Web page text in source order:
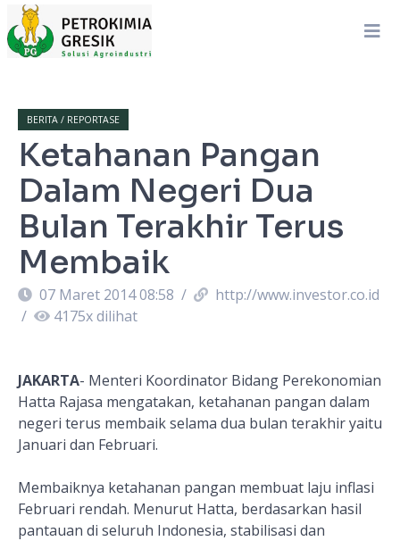
BERITA / REPORTASE
Ketahanan Pangan
Dalam Negeri Dua
Bulan Terakhir Terus
Membaik
07 Maret 2014 08:58 /
http://www.investor.co.id
/
4175x dilihat
JAKARTA- Menteri Koordinator Bidang Perekonomian
Hatta Rajasa mengatakan, ketahanan pangan dalam
negeri terus membaik selama dua bulan terakhir yaitu
Januari dan Februari.
Membaiknya ketahanan pangan membuat laju inflasi
Februari rendah. Menurut Hatta, berdasarkan hasil
pantauan di seluruh Indonesia, stabilisasi dan